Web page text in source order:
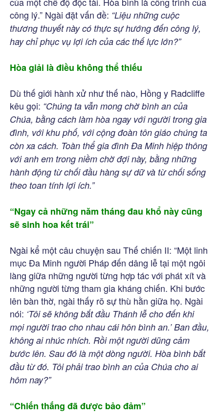
công lý.” Ngài đặt vấn đề: “Liệu những cuộc
thương thuyết này có thực sự hướng đến công lý,
hay chỉ phục vụ lợi ích của các thế lực lớn?”
Hòa giải là điều không thể thiếu
Dù thế giới hành xử như thế nào, Hồng y Radcliffe
kêu gọi: “Chúng ta vẫn mong chờ bình an của
Chúa, bằng cách làm hòa ngay với người trong gia
đình, với khu phố, với cộng đoàn tôn giáo chúng ta
còn xa cách. Toàn thể gia đình Đa Minh hiệp thông
với anh em trong niềm chờ đợi này, bằng những
hành động từ chối đầu hàng sự dữ và từ chối sống
theo toan tính lợi ích.”
“Ngay cả những năm tháng đau khổ này cũng
sẽ sinh hoa kết trái”
Ngài kể một câu chuyện sau Thế chiến II: “Một linh
mục Đa Minh người Pháp đến dâng lễ tại một ngôi
làng giữa những người từng hợp tác với phát xít và
những người từng tham gia kháng chiến. Khi bước
lên bàn thờ, ngài thấy rõ sự thù hằn giữa họ. Ngài
nói: ‘Tôi sẽ không bắt đầu Thánh lễ cho đến khi
mọi người trao cho nhau cái hôn bình an.’ Ban đầu,
không ai nhúc nhích. Rồi một người dũng cảm
bước lên. Sau đó là một dòng người. Hòa bình bắt
đầu từ đó. Tôi phải trao bình an của Chúa cho ai
hôm nay?”
“Chiến thắng đã được bảo đảm”